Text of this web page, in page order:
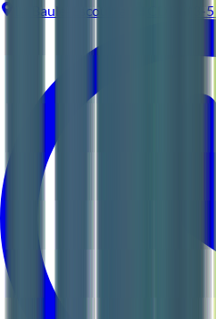
La Baule-Escoublac
3-